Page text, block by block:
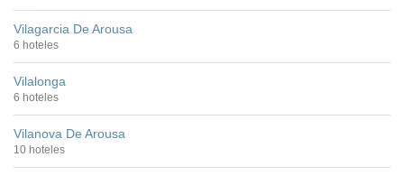
Vilagarcia De Arousa
6 hoteles
Vilalonga
6 hoteles
Vilanova De Arousa
10 hoteles